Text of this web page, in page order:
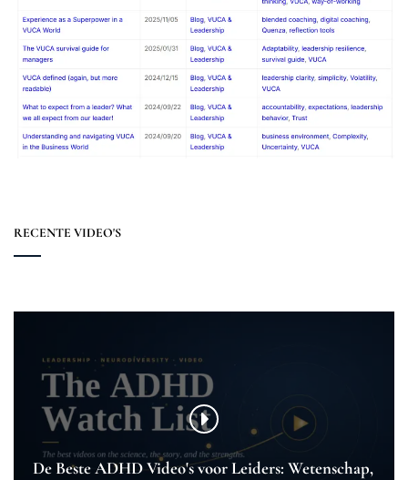
RECENTE VIDEO'S
De Beste ADHD Video's voor Leiders: Wetenschap,